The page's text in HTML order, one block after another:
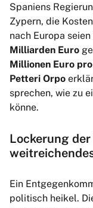
Spaniens
Zypern, die
nach Europa
Milliarden Euro
Millionen Euro
Petteri Orpo
sprechen, wie zu
könne.
Lockerung
Ein
politisch heikel.